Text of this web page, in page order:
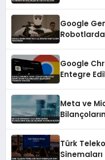
Google
Google
Entegre
Meta ve
Türk
Sinemaları